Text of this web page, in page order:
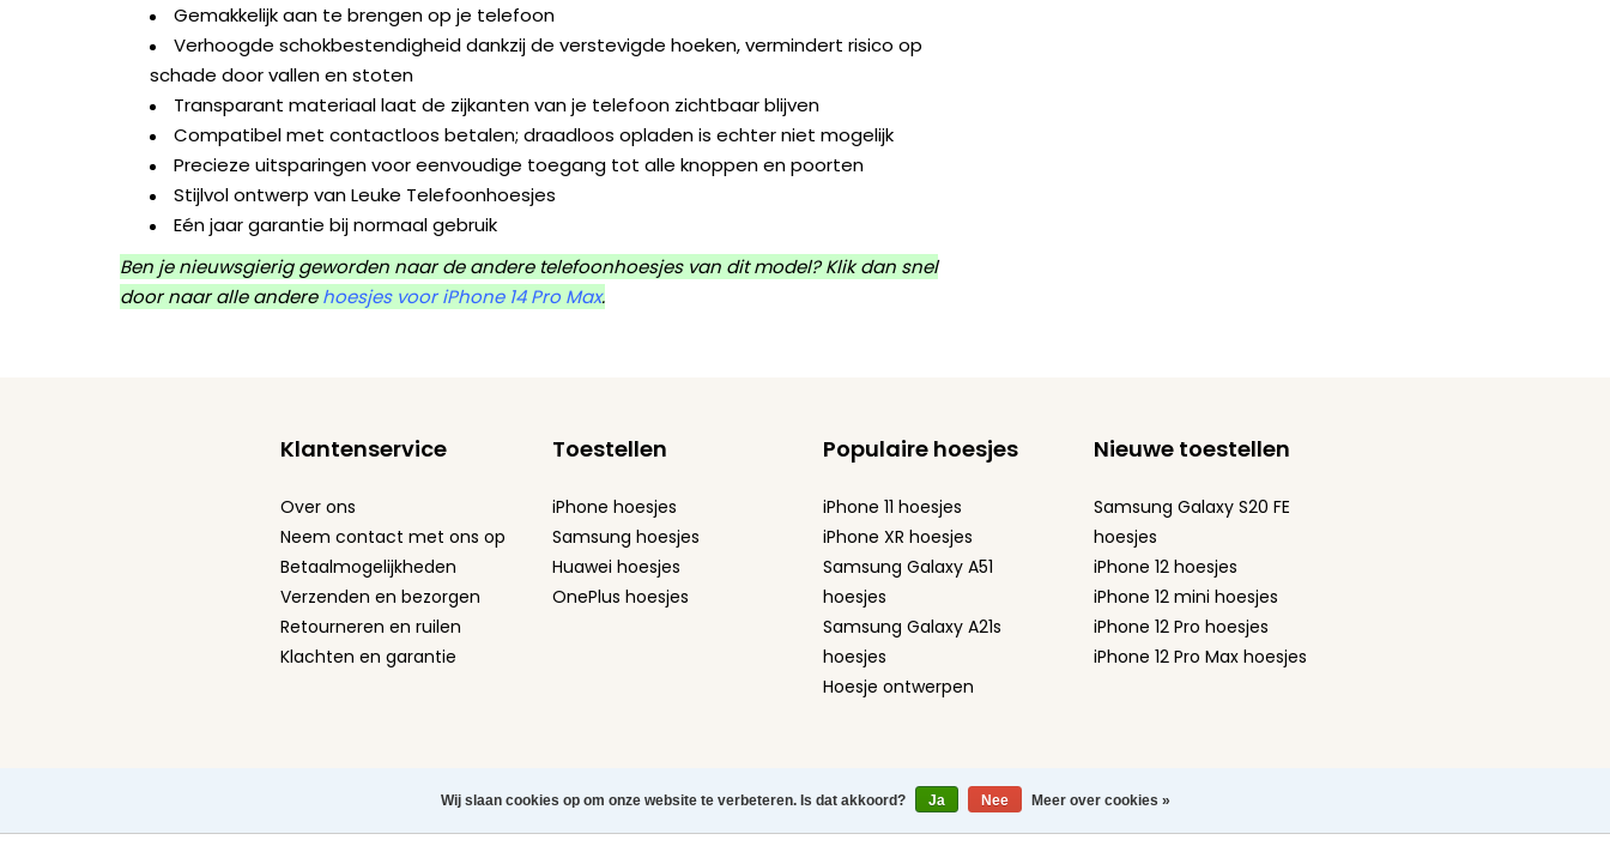
Gemakkelijk aan te brengen op je telefoon
Verhoogde schokbestendigheid dankzij de verstevigde hoeken, vermindert risico op
schade door vallen en stoten
Transparant materiaal laat de zijkanten van je telefoon zichtbaar blijven
Compatibel met contactloos betalen; draadloos opladen is echter niet mogelijk
Precieze uitsparingen voor eenvoudige toegang tot alle knoppen en poorten
Stijlvol ontwerp van Leuke Telefoonhoesjes
Eén jaar garantie bij normaal gebruik
Ben je nieuwsgierig geworden naar de andere telefoonhoesjes van dit model? Klik dan snel
door naar alle anderehoesjes voor iPhone 14 Pro Max.
Klantenservice
Over ons
Neem contact met ons op
Betaalmogelijkheden
Verzenden en bezorgen
Retourneren en ruilen
Klachten en garantie
Toestellen
iPhone hoesjes
Samsung hoesjes
Huawei hoesjes
OnePlus hoesjes
Populaire hoesjes
iPhone 11 hoesjes
iPhone XR hoesjes
Samsung Galaxy A51
hoesjes
Samsung Galaxy A21s
hoesjes
Hoesje ontwerpen
Nieuwe toestellen
Samsung Galaxy S20 FE
hoesjes
iPhone 12 hoesjes
iPhone 12 mini hoesjes
iPhone 12 Pro hoesjes
iPhone 12 Pro Max hoesjes
Copyright © 2026 Leuke Telefoonhoesjes
Wij slaan cookies op om onze website te verbeteren. Is dat akkoord? Ja Nee Meer over cookies »